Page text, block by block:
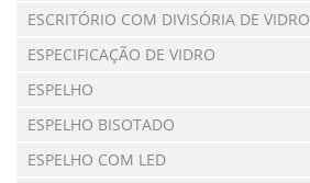
ESCRITÓRIO COM DIVISÓRIA DE VIDRO
ESPECIFICAÇÃO DE VIDRO
ESPELHO
ESPELHO BISOTADO
ESPELHO COM LED